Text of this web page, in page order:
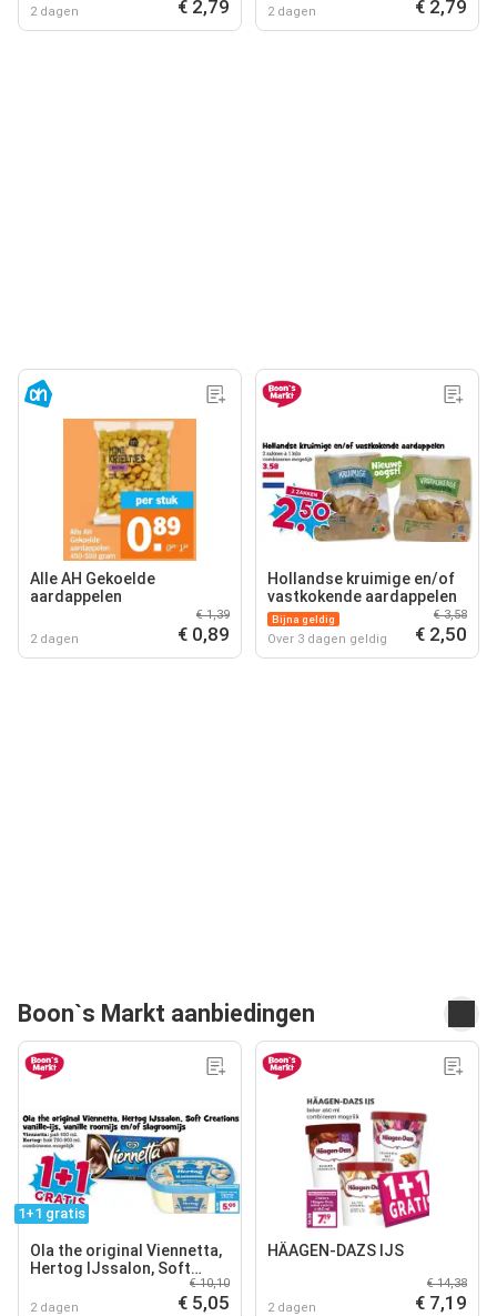
2 dagen € 2,79 2 dagen € 2,79
Alle AH Gekoelde
aardappelen
2 dagen
€ 1,39
€ 0,89
Hollandse kruimige en/of
vastkokende aardappelen
Bijna geldig
Over 3 dagen geldig
€ 3,58
€ 2,50
Boon`s Markt aanbiedingen
1+1 gratis
Ola the original Viennetta,
Hertog IJssalon, Soft
vanille roomijs en/of
2 dagen
€ 10,10
€ 5,05
HÄAGEN-DAZS IJS
2 dagen
€ 14,38
€ 7,19